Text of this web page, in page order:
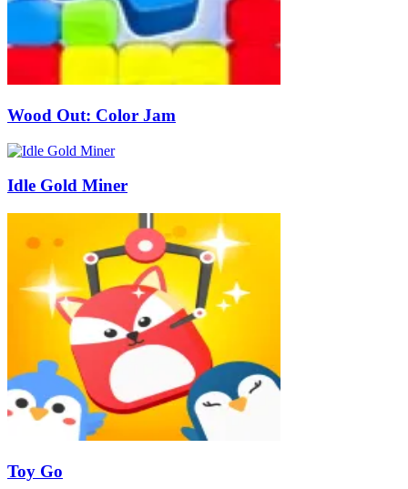
Wood Out: Color Jam
Idle Gold Miner
Toy Go